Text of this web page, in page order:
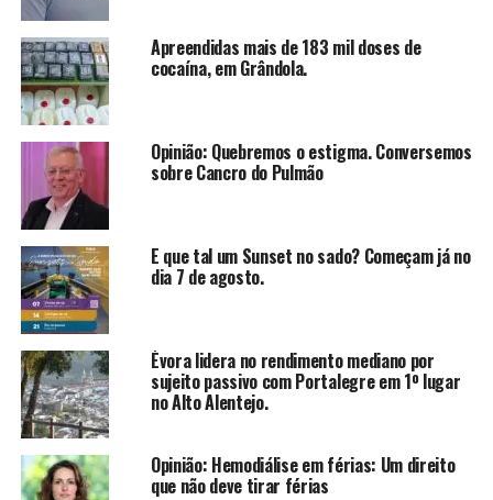
Apreendidas mais de 183 mil doses de
cocaína, em Grândola.
Opinião: Quebremos o estigma. Conversemos
sobre Cancro do Pulmão
E que tal um Sunset no sado? Começam já no
dia 7 de agosto.
Évora lidera no rendimento mediano por
sujeito passivo com Portalegre em 1º lugar
no Alto Alentejo.
Opinião: Hemodiálise em férias: Um direito
que não deve tirar férias